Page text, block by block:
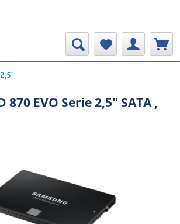
870 EVO Serie 2,5" SATA ,